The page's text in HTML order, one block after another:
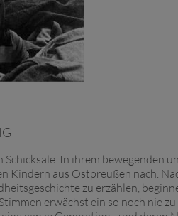
Schicksale. In ihrem bewegenden
Kindern aus Ostpreußen nach.
zu erzählen,
erwächst ein so noch nie